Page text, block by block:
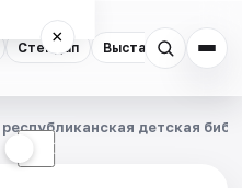
Стендап Выставки
×
☾
детская